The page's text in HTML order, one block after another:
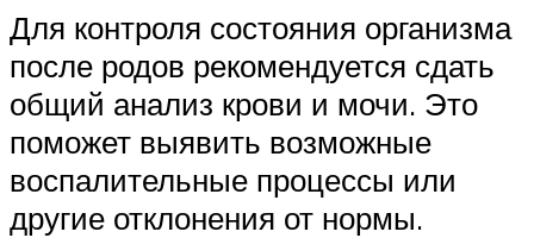
Для контроля состояния организма
после родов рекомендуется сдать
общий анализ крови и мочи. Это
поможет выявить возможные
воспалительные процессы или
другие отклонения от нормы.